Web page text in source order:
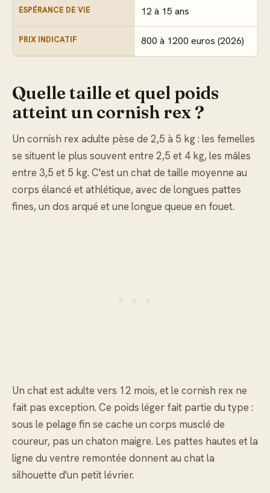
ESPÉRANCE DE VIE 12 à 15 ans
PRIX INDICATIF 800 à 1200 euros (2026)
Quelle taille et quel poids
atteint un cornish rex ?
Un cornish rex adulte pèse de 2,5 à 5 kg : les femelles
se situent le plus souvent entre 2,5 et 4 kg, les mâles
entre 3,5 et 5 kg. C'est un chat de taille moyenne au
corps élancé et athlétique, avec de longues pattes
fines, un dos arqué et une longue queue en fouet.
Un chat est adulte vers 12 mois, et le cornish rex ne
fait pas exception. Ce poids léger fait partie du type :
sous le pelage fin se cache un corps musclé de
coureur, pas un chaton maigre. Les pattes hautes et la
ligne du ventre remontée donnent au chat la
silhouette d'un petit lévrier.